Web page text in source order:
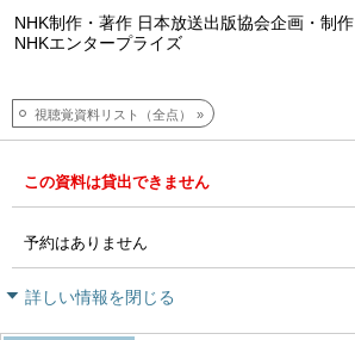
NHK制作・著作 日本放送出版協会企画・制作
NHKエンタープライズ
視聴覚資料リスト（全点）
この資料は貸出できません
予約はありません
詳しい情報を閉じる